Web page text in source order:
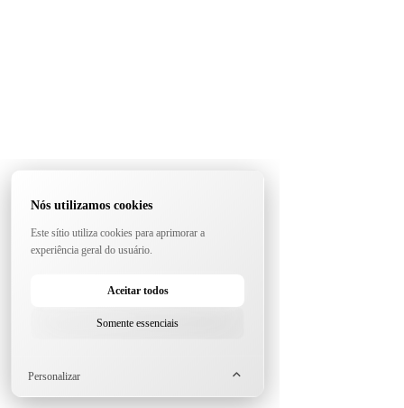
Nós utilizamos cookies
Este sítio utiliza cookies para aprimorar a
experiência geral do usuário.
Aceitar todos
Somente essenciais
Personalizar